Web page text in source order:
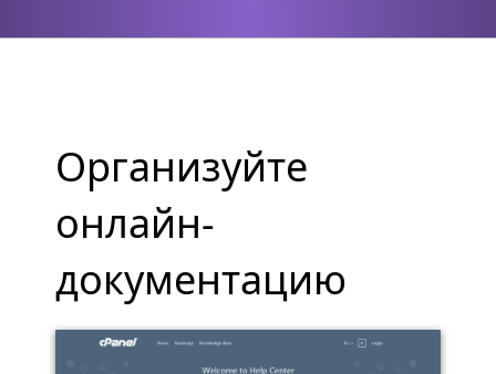
Организуйте
онлайн-
документацию